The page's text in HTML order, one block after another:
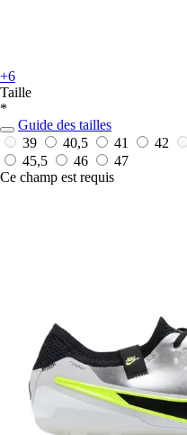
+6
Taille
*
Guide des tailles
39
40,5 41 42
45,5
46
47
Ce champ est requis